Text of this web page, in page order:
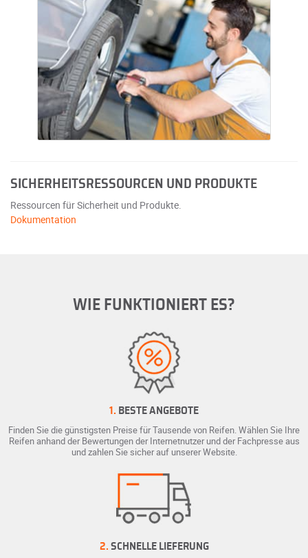
SICHERHEITSRESSOURCEN UND PRODUKTE
Ressourcen für Sicherheit und Produkte.
Dokumentation
WIE FUNKTIONIERT ES?
1. BESTE ANGEBOTE
Finden Sie die günstigsten Preise für Tausende von Reifen. Wählen Sie Ihre
Reifen anhand der Bewertungen der Internetnutzer und der Fachpresse aus
und zahlen Sie sicher auf unserer Website.
2. SCHNELLE LIEFERUNG